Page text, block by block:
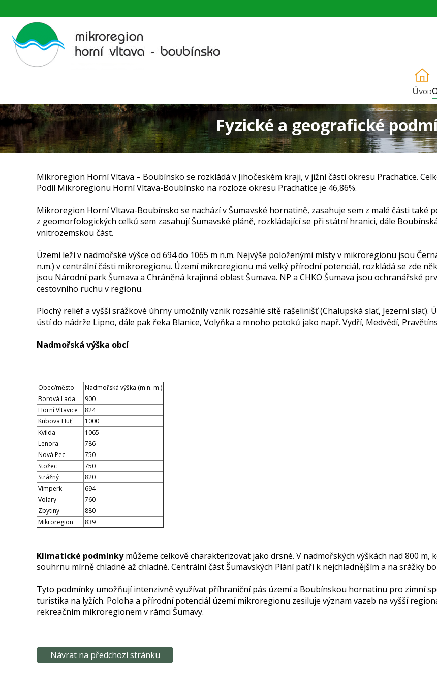
Úvod
Fyzické a geografické
Mikroregion Horní Vltava – Boubínsko se rozkládá v Jihočeském kraji, v jižní části okresu Prachatice.
Podíl Mikroregionu Horní Vltava-Boubínsko na rozloze okresu Prachatice je 46,86%.
Mikroregion Horní Vltava-Boubínsko se nachází v Šumavské hornatině, zasahuje sem z malé části také
z geomorfologických celků sem zasahují Šumavské pláně, rozkládající se při státní hranici, dále
vnitrozemskou část.
Území leží v nadmořské výšce od 694 do 1065 m n.m. Nejvýše položenými místy v mikroregionu jsou
n.m.) v centrální části mikroregionu. Území mikroregionu má velký přírodní potenciál, rozkládá se zde
jsou Národní park Šumava a Chráněná krajinná oblast Šumava. NP a CHKO Šumava jsou ochranářské
cestovního ruchu v regionu.
Plochý reliéf a vyšší srážkové úhrny umožnily vznik rozsáhlé sítě rašelinišť (Chalupská slať, Jezerní
ústí do nádrže Lipno, dále pak řeka Blanice, Volyňka a mnoho potoků jako např. Vydří, Medvědí,
Nadmořská výška obcí
Obec/město
Nadmořská výška (m n. m.)
Borová Lada
900
Horní Vltavice
824
Kubova Huť
1000
Kvilda
1065
Lenora
786
Nová Pec
750
Stožec
750
Strážný
820
Vimperk
694
Volary
760
Zbytiny
880
Mikroregion
839
Klimatické podmínkymůžeme celkově charakterizovat jako drsné. V nadmořských výškách nad 800 m,
souhrnu mírně chladné až chladné. Centrální část Šumavských Plání patří k nejchladnějším a na srážky
Tyto podmínky umožňují intenzivně využívat příhraniční pás území a Boubínskou hornatinu pro zimní
turistika na lyžích. Poloha a přírodní potenciál území mikroregionu zesiluje význam vazeb na vyšší
rekreačním mikroregionem v rámci Šumavy.
Návrat na předchozí stránku